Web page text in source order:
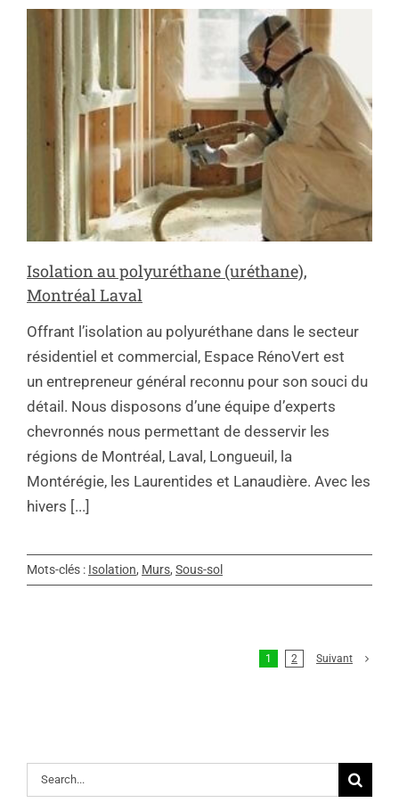
Isolation au polyuréthane (uréthane),
Montréal Laval
Offrant l’isolation au polyuréthane dans le secteur
résidentiel et commercial, Espace RénoVert est
un entrepreneur général reconnu pour son souci du
détail. Nous disposons d’une équipe d’experts
chevronnés nous permettant de desservir les
régions de Montréal, Laval, Longueuil, la
Montérégie, les Laurentides et Lanaudière. Avec les
hivers [...]
Mots-clés : Isolation, Murs, Sous-sol
1 2 Suivant
Rechercher